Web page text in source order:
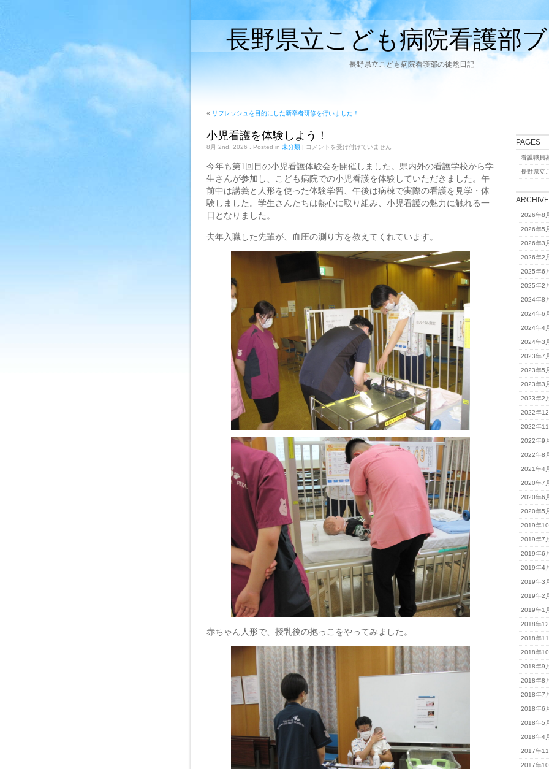
長野県立こども病院看護部
長野県立こども病院看護部の徒然日記
« リフレッシュを目的にした新卒者研修を行いました！
小児看護を体験しよう！
8月 2nd, 2026 . Posted in 未分類 | 小
看
護
を
体
し
は
コメントを受け付けていません
今年も第1回目の小児看護体験会を開催しました。県内外の看護学校から学
生さんが参加し、こども病院での小児看護を体験していただきました。午
前中は講義と人形を使った体験学習、午後は病棟で実際の看護を見学・体
験しました。学生さんたちは熱心に取り組み、小児看護の魅力に触れる一
日となりました。
去年入職した先輩が、血圧の測り方を教えてくれています。
赤ちゃん人形で、授乳後の抱っこをやってみました。
PAGES
看護職員
長野県立
2026年8
2026年5
2026年3
2026年2
2025年6
2025年2
2024年8
2024年6
2024年4
2024年3
2023年7
2023年5
2023年3
2023年2
2022年12
2022年11
2022年9
2022年8
2021年4
2020年7
2020年6
2020年5
2019年10
2019年7
2019年6
2019年4
2019年3
2019年2
2019年1
2018年12
2018年11
2018年10
2018年9
2018年8
2018年7
2018年6
2018年5
2018年4
2017年11
2017年10